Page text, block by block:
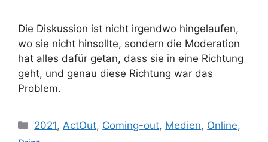
Die Diskussion ist nicht irgendwo hingelaufen,
wo sie nicht hinsollte, sondern die Moderation
hat alles dafür getan, dass sie in eine Richtung
geht, und genau diese Richtung war das
Problem.
Kategorien
2021, ActOut, Coming-out, Medien, Online,